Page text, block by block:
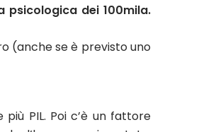
dei 100mila.
(anche se è previsto uno
PIL. Poi c’è un fattore